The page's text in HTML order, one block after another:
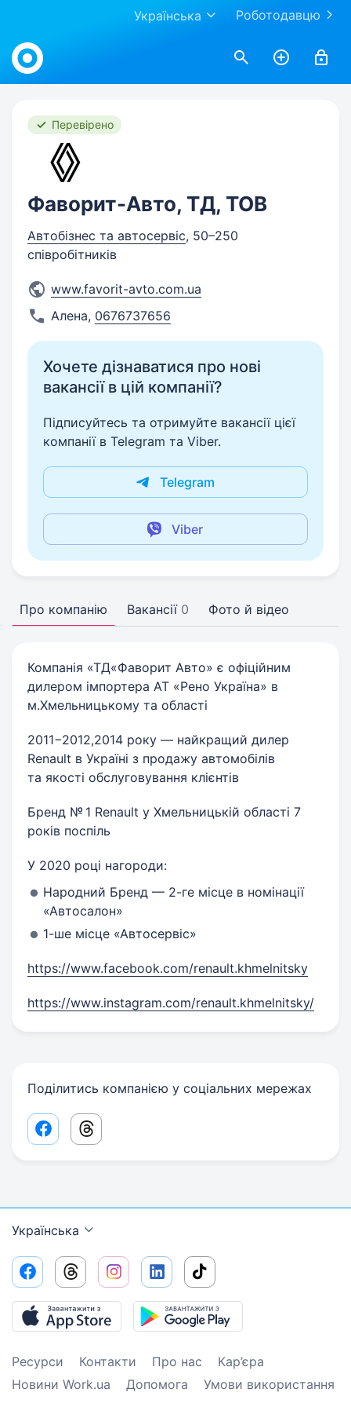
Роботодавцю
Українська
Work.ua
Перевірено
Фаворит-Авто, ТД, ТОВ
Автобізнес та автосервіс, 50–250
співробітників
www.favorit-avto.com.ua
Алена, 0676737656
Хочете дізнаватися про нові
вакансії в цій компанії?
Підписуйтесь та отримуйте вакансії цієї
компанії в Telegram та Viber.
Telegram
Viber
Про компанію Вакансії 0 Фото й відео
Компанія «ТД«Фаворит Авто» є офіційним
дилером імпортера АТ «Рено Україна» в
м.Хмельницькому та області
2011−2012,2014 року — найкращий дилер
Renault в Україні з продажу автомобілів
та якості обслуговування клієнтів
Бренд № 1 Renault у Хмельницькій області 7
років поспіль
У 2020 році нагороди:
Народний Бренд — 2-ге місце в номінації
«Автосалон»
1-ше місце «Автосервіс»
https://www.facebook.com/renault.khmelnitsky
https://www.instagram.com/renault.khmelnitsky/
Поділитись компанією у соціальних мережах
Facebook share link
Threads share link
Українська
Ресурси Контакти Про нас
Кар’єра
Новини Work.ua
Допомога Умови використання